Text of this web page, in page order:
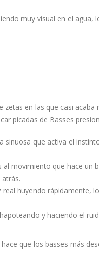
muy visual en el agua,
en las que casi acaba
picadas de Basses
que activa el
movimiento que hace un
huyendo rápidamente,
y haciendo el
que los basses más